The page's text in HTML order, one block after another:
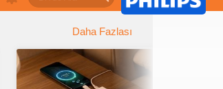
Daha Fazlası